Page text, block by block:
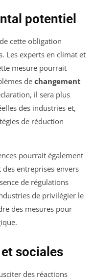
potentiel
cette obligation
Les experts en climat et
mesure pourrait
de changement
il sera plus
des industries et,
de réduction
pourrait également
des entreprises envers
de régulations
de privilégier le
des mesures pour
sociales
des réactions